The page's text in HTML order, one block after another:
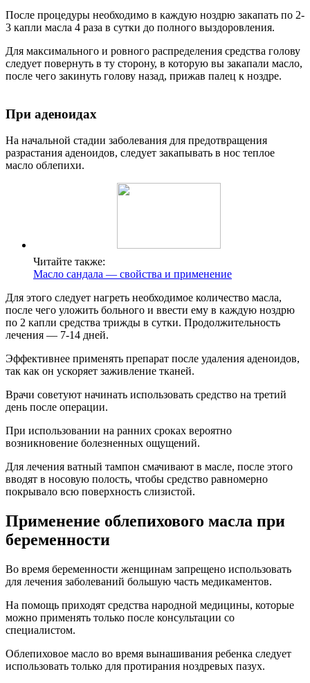
После процедуры необходимо в каждую ноздрю закапать по 2-
3 капли масла 4 раза в сутки до полного выздоровления.
Для максимального и ровного распределения средства голову
следует повернуть в ту сторону, в которую вы закапали масло,
после чего закинуть голову назад, прижав палец к ноздре.
При аденоидах
На начальной стадии заболевания для предотвращения
разрастания аденоидов, следует закапывать в нос теплое
масло облепихи.
Читайте также:
Масло сандала — свойства и применение
Для этого следует нагреть необходимое количество масла,
после чего уложить больного и ввести ему в каждую ноздрю
по 2 капли средства трижды в сутки. Продолжительность
лечения — 7-14 дней.
Эффективнее применять препарат после удаления аденоидов,
так как он ускоряет заживление тканей.
Врачи советуют начинать использовать средство на третий
день после операции.
При использовании на ранних сроках вероятно
возникновение болезненных ощущений.
Для лечения ватный тампон смачивают в масле, после этого
вводят в носовую полость, чтобы средство равномерно
покрывало всю поверхность слизистой.
Применение облепихового масла при
беременности
Во время беременности женщинам запрещено использовать
для лечения заболеваний большую часть медикаментов.
На помощь приходят средства народной медицины, которые
можно применять только после консультации со
специалистом.
Облепиховое масло во время вынашивания ребенка следует
использовать только для протирания ноздревых пазух.